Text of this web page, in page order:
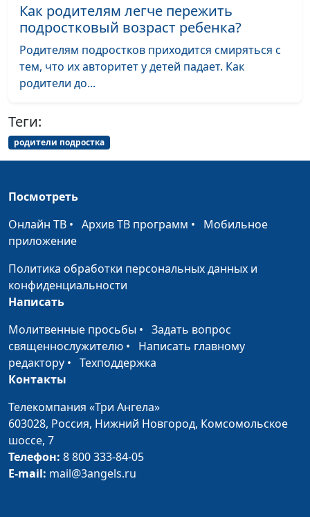
Если мне стыдно
Мария Вачева,
психолог
Ему нужно только
это?
Евгений Кафтанов,
Почему для нее важен
разговор?
Профилактика
проблем
психолог-консультант
развития ребенка с 4
до 5 лет
священнослужитель,
развития ребенка с 2
до 3 лет
священнослужитель,
психолог-консультант
Что важно знать
раннего возраста?
психолог-консультант
Воспитание детей
раннего возраста
Как родителям легче пережить
подростковый возраст ребенка?
Родителям подростков приходится смиряться с
тем, что их авторитет у детей падает. Как
родители до...
Теги:
родители подростка
Посмотреть
Онлайн ТВ • Архив ТВ программ • Мобильное
приложение
Политика обработки персональных данных и
конфиденциальности
Написать
Молитвенные просьбы • Задать вопрос
священнослужителю • Написать главному
редактору • Техподдержка
Контакты
Телекомпания «Три Ангела»
603028, Россия, Нижний Новгород, Комсомольское
шоссе, 7
Телефон: 8 800 333-84-05
E-mail: mail@3angels.ru